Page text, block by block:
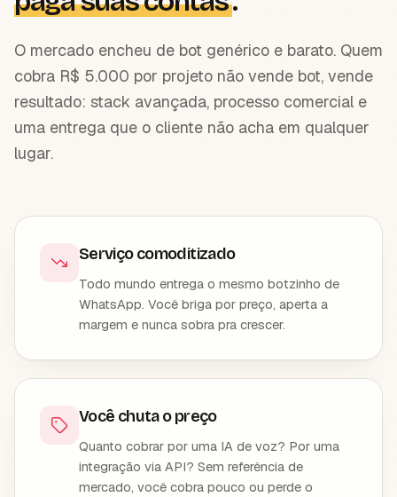
O mercado encheu de bot genérico e barato. Quem
cobra R$ 5.000 por projeto não vende bot, vende
resultado: stack avançada, processo comercial e
uma entrega que o cliente não acha em qualquer
lugar.
Serviço comoditizado
Todo mundo entrega o mesmo botzinho de
WhatsApp. Você briga por preço, aperta a
margem e nunca sobra pra crescer.
Você chuta o preço
Quanto cobrar por uma IA de voz? Por uma
integração via API? Sem referência de
mercado, você cobra pouco ou perde o